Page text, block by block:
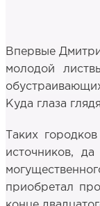
Впервые
молодой
Куда глаза
Таких
источников,
приобретал